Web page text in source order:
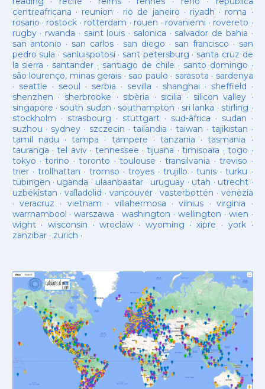
centreafricana · reunion · rio de janeiro · riyadh · roma ·
rosario · rostock · rotterdam · rouen · rovaniemi · rovereto ·
rugby· rwanda · saint louis · salonica · salvador de bahia ·
san antonio · san carlos· san diego · san francisco · san
pedro sula · sanluispotosí· sant petersburg · santa cruz de
la sierra · santander · santiago de chile · santo domingo ·
são lourenço, minas gerais · sao paulo · sarasota · sardenya
· seattle · seoul · serbia · sevilla · shanghai · sheffield ·
shenzhen · sherbrooke · sibèria · sicilia · silicon valley ·
singapore · south sudan · southampton · sri lanka · stirling ·
stockholm · strasbourg · stuttgart· sud-âfrica · sudan ·
suzhou · sydney · szczecin ·tailandia ·taiwan · tajikistan ·
tamil nadu ·tampa · tampere · tanzania ·tasmania ·
tauranga ·tel aviv· tennessee ·tijuana ·timisoara ·togo ·
tokyo ·torino ·toronto ·toulouse ·transilvania ·treviso ·
trier· trollhattan · tromso · troyes·trujillo ·tunis ·turku ·
tübingen · uganda · ulaanbaatar · uruguay · utah · utrecht ·
uzbekistan · valladolid · vancouver· vasterbotten · venezia
· veracruz · vietnam · villahermosa ·vilnius ·virginia ·
warrnambool ·warszawa ·washington · wellington · wien ·
wight· wisconsin ·wroclaw · wyoming ·xipre · york·
zanzibar· zurich ·